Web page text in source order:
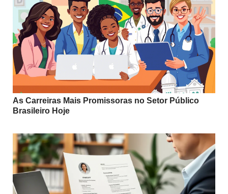
As Carreiras Mais Promissoras no Setor Público
Brasileiro Hoje